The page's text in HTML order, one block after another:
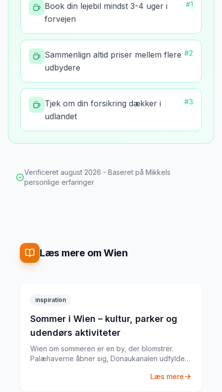
Book din lejebil mindst 3-4 uger i
forvejen
#1
Sammenlign altid priser mellem flere
udbydere
#2
Tjek om din forsikring dækker i
udlandet
#3
Verificeret august 2026 - Baseret på Mikkels
personlige erfaringer
Læs mere om Wien
inspiration
Sommer i Wien – kultur, parker og
udendørs aktiviteter
Wien om sommeren er en by, der blomstrer.
Palæhaverne åbner sig, Donaukanalen udfyldes
Læs mere